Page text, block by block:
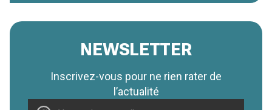
NEWSLETTER
Inscrivez-vous pour ne rien rater de
l’actualité